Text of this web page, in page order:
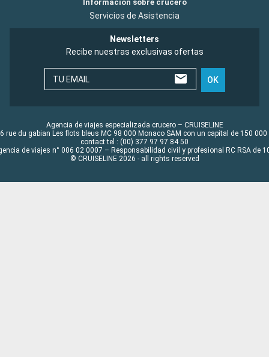
Información sobre crucero
Servicios de Asistencia
Newsletters
Recibe nuestras exclusivas ofertas
TU EMAIL OK
Agencia de viajes especializada crucero – CRUISELINE
rue du gabian Les flots bleus MC 98 000 Monaco SAM con un capital de 150 000
contact tel : (00) 377 97 97 84 50
de viajes n° 006 02 0007 – Responsabilidad civil y profesional RC RSA de
© CRUISELINE 2026 - all rights reserved